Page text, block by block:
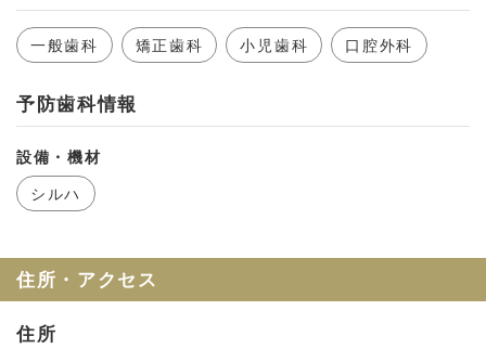
お問い合わせ
一般歯科 矯正歯科 小児歯科 口腔外科
予防歯科情報
設備・機材
シルハ
住所・アクセス
住所